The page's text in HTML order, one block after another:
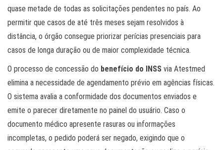
quase metade de todas as solicitações pendentes no país. Ao
permitir que casos de até três meses sejam resolvidos à
distância, o órgão consegue priorizar perícias presenciais para
casos de longa duração ou de maior complexidade técnica.
O processo de concessão do benefício do INSS via Atestmed
elimina a necessidade de agendamento prévio em agências físicas.
O sistema avalia a conformidade dos documentos enviados e
emite o parecer diretamente no painel do usuário. Caso o
documento médico apresente rasuras ou informações
incompletas, o pedido poderá ser negado, exigindo que o